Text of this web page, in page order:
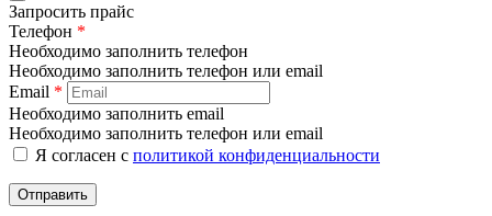
Запросить прайс
Телефон *
Необходимо заполнить телефон
Необходимо заполнить телефон или email
Email *
Необходимо заполнить email
Необходимо заполнить телефон или email
Я согласен с политикой конфиденциальности
Отправить